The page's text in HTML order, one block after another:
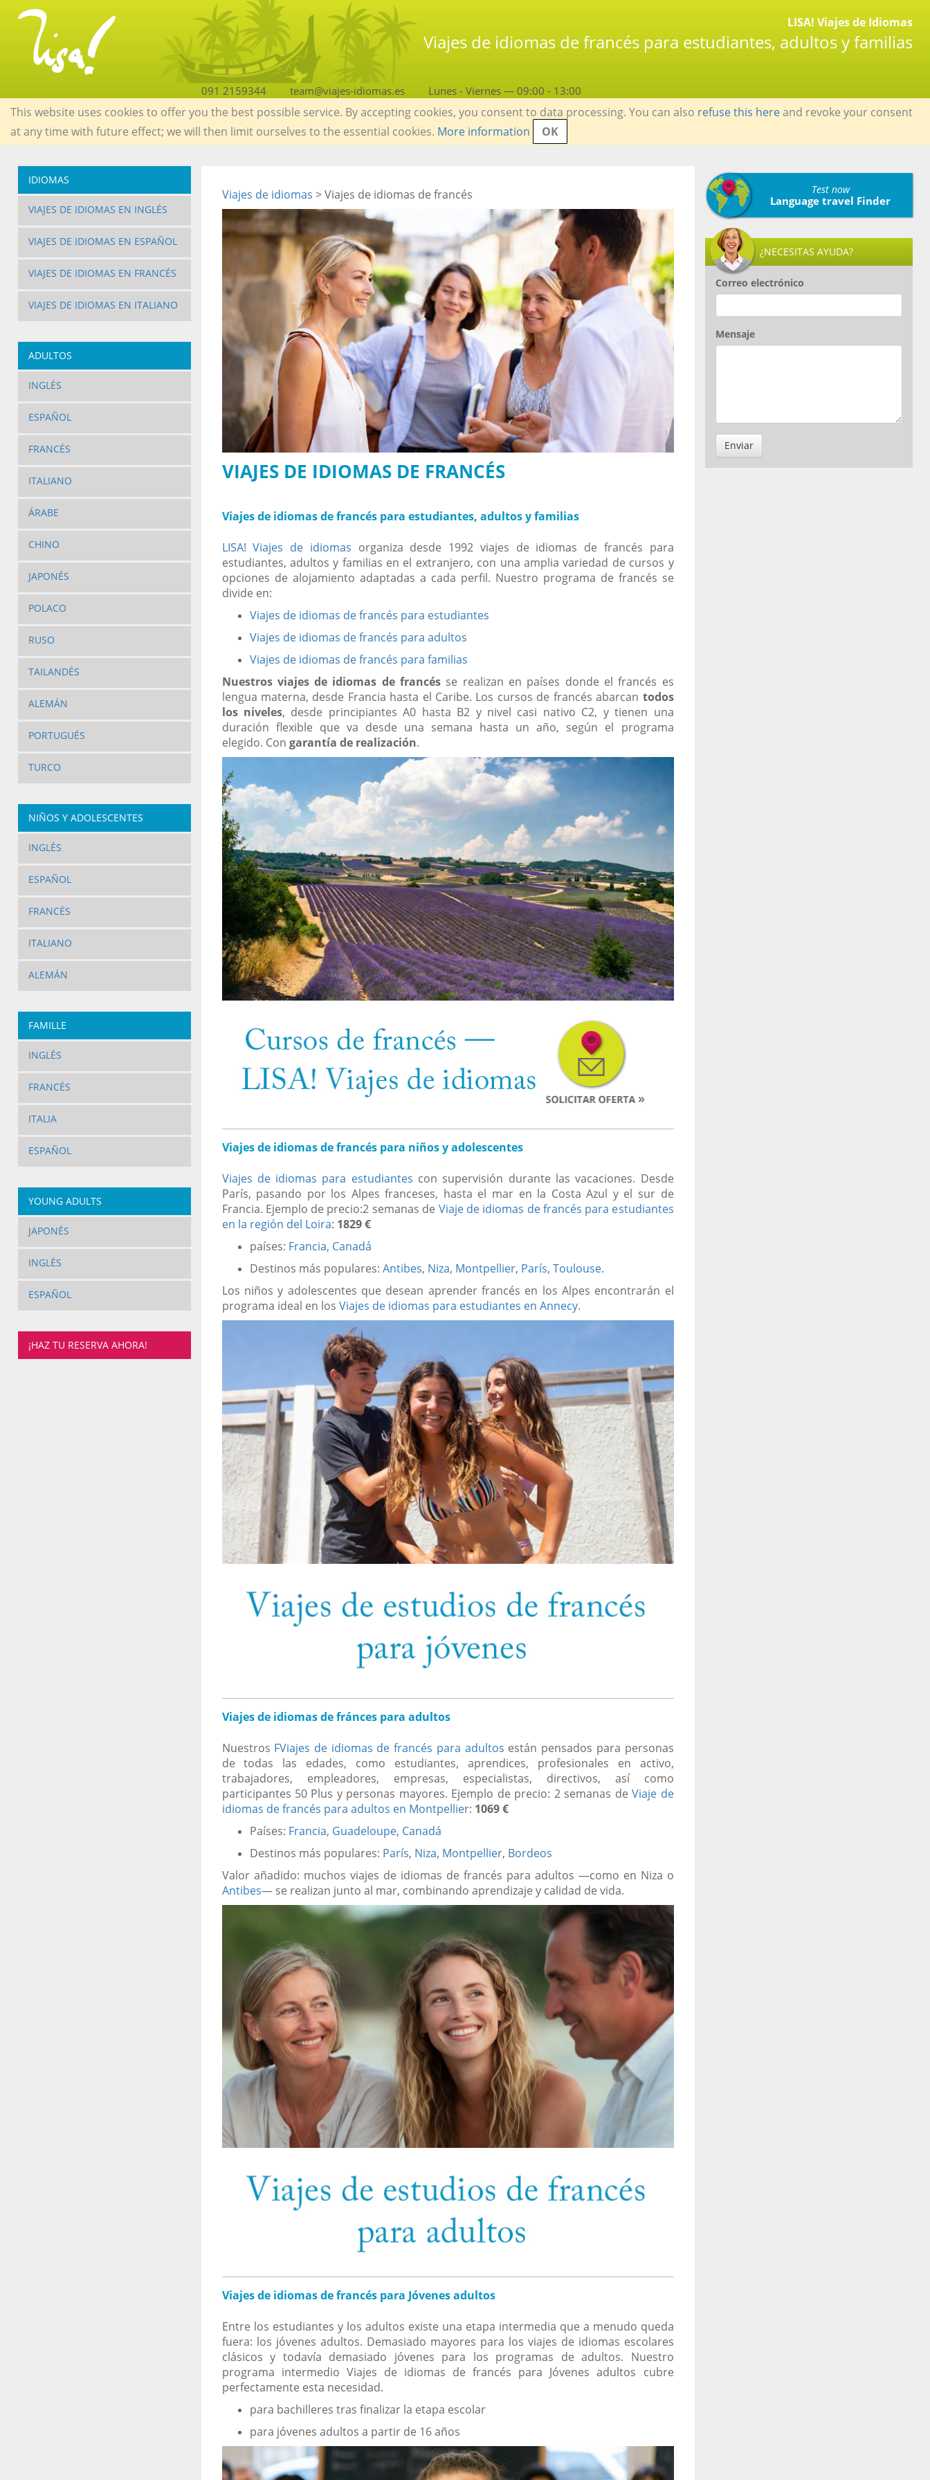
LISA! Viajes de Idiomas
Viajes de idiomas de francés para estudiantes, adultos y familias
091 2159344 team@viajes-idiomas.es Lunes - Viernes — 09:00 - 13:00
This website uses cookies to offer you the best possible service. By accepting cookies, you consent to data processing. You can also refuse this hereand revoke your consent
at any time with future effect; we will then limit ourselves to the essential cookies. More information OK
IDIOMAS
VIAJES DE IDIOMAS EN INGLÉS
VIAJES DE IDIOMAS EN ESPAÑOL
VIAJES DE IDIOMAS EN FRANCÉS
VIAJES DE IDIOMAS EN ITALIANO
ADULTOS
INGLÉS
ESPAÑOL
FRANCÉS
ITALIANO
ÁRABE
CHINO
JAPONÉS
POLACO
RUSO
TAILANDÉS
ALEMÁN
PORTUGUÉS
TURCO
NIÑOS Y ADOLESCENTES
INGLÉS
ESPAÑOL
FRANCÉS
ITALIANO
ALEMÁN
FAMILLE
INGLÉS
FRANCÉS
ITALIA
ESPAÑOL
YOUNG ADULTS
JAPONÉS
INGLÉS
ESPAÑOL
¡HAZ TU RESERVA AHORA!
Viajes de idiomas > Viajes de idiomas de francés
VIAJES DE IDIOMAS DE FRANCÉS
Viajes de idiomas de francés para estudiantes, adultos y familias
LISA! Viajes de idiomas organiza desde 1992 viajes de idiomas de francés para
estudiantes, adultos y familias en el extranjero, con una amplia variedad de cursos y
opciones de alojamiento adaptadas a cada perfil. Nuestro programa de francés se
divide en:
Viajes de idiomas de francés para estudiantes
Viajes de idiomas de francés para adultos
Viajes de idiomas de francés para familias
Nuestros viajes de idiomas de francés se realizan en países donde el francés es
lengua materna, desde Francia hasta el Caribe. Los cursos de francés abarcan todos
los niveles, desde principiantes A0 hasta B2 y nivel casi nativo C2, y tienen una
duración flexible que va desde una semana hasta un año, según el programa
elegido. Con garantía de realización.
Viajes de idiomas de francés para niños y adolescentes
Viajes de idiomas para estudiantes con supervisión durante las vacaciones. Desde
París, pasando por los Alpes franceses, hasta el mar en la Costa Azul y el sur de
Francia. Ejemplo de precio:2 semanas de Viaje de idiomas de francés para estudiantes
en la región del Loira: 1829 €
países: Francia, Canadá
Destinos más populares: Antibes, Niza, Montpellier, París, Toulouse.
Los niños y adolescentes que desean aprender francés en los Alpes encontrarán el
programa ideal en los Viajes de idiomas para estudiantes en Annecy.
Viajes de idiomas de fránces para adultos
Nuestros FViajes de idiomas de francés para adultos están pensados para personas
de todas las edades, como estudiantes, aprendices, profesionales en activo,
trabajadores, empleadores, empresas, especialistas, directivos, así como
participantes 50 Plus y personas mayores. Ejemplo de precio: 2 semanas deViaje de
idiomas de francés para adultos en Montpellier: 1069 €
Países: Francia, Guadeloupe, Canadá
Destinos más populares: París, Niza, Montpellier, Bordeos
Valor añadido: muchos viajes de idiomas de francés para adultos —como en Niza o
Antibes— se realizan junto al mar, combinando aprendizaje y calidad de vida.
Viajes de idiomas de francés para Jóvenes adultos
Entre los estudiantes y los adultos existe una etapa intermedia que a menudo queda
fuera: los jóvenes adultos. Demasiado mayores para los viajes de idiomas escolares
clásicos y todavía demasiado jóvenes para los programas de adultos. Nuestro
programa intermedio Viajes de idiomas de francés para Jóvenes adultos cubre
perfectamente esta necesidad.
para bachilleres tras finalizar la etapa escolar
para jóvenes adultos a partir de 16 años
Test now
Language travel Finder
¿NECESITAS AYUDA?
Correo electrónico
Mensaje
Enviar